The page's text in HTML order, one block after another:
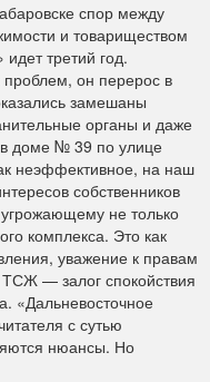
спор между
и товариществом
третий год.
он перерос в
замешаны
органы и даже
доме № 39 по улице
неэффективное, на наш
собственников
угрожающему не только
комплекса. Это как
уважение к правам
— залог спокойствия
«Дальневосточное
с сутью
нюансы. Но